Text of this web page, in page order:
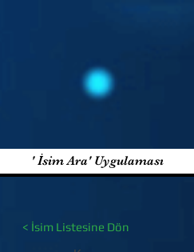
' İsim Ara' Uygulaması
< İsim Listesine Dön